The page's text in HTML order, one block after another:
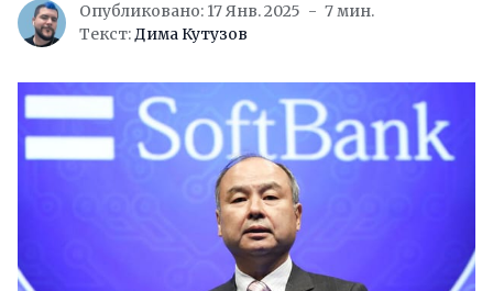
Опубликовано: 17 Янв. 2025
7 мин.
Текст:Дима Кутузов